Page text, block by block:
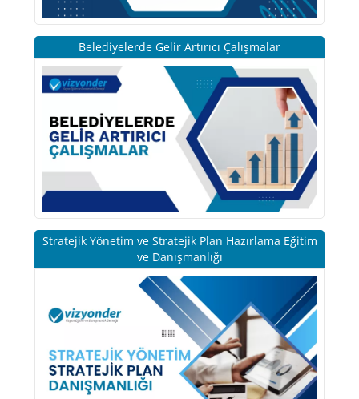
Belediyelerde Gelir Artırıcı Çalışmalar
Stratejik Yönetim ve Stratejik Plan Hazırlama Eğitim
ve Danışmanlığı